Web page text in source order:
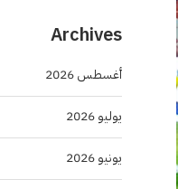
Archives
أغسطس 2026
يوليو 2026
يونيو 2026